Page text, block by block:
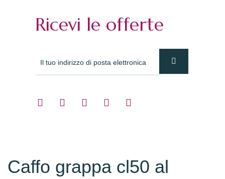
Ricevi le offerte
Caffo grappa cl50 al